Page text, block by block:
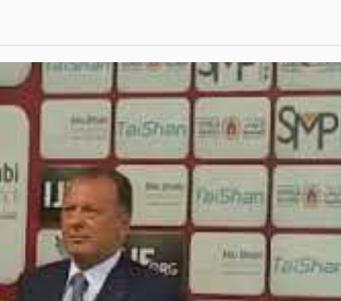
voor kosher travel en simchas wereldwijd